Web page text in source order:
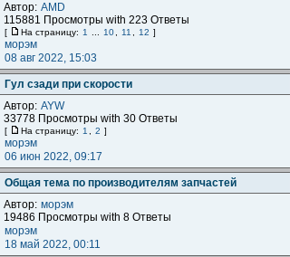
Автор: AMD
115881 Просмотры with 223 Ответы
[ На страницу: 1 10 11 12 ]
морэм
08 авг 2022, 15:03
Гул сзади при скорости
Автор: AYW
33778 Просмотры with 30 Ответы
[ На страницу: 1 2 ]
морэм
06 июн 2022, 09:17
Общая тема по производителям запчастей
Автор: морэм
19486 Просмотры with 8 Ответы
морэм
18 май 2022, 00:11